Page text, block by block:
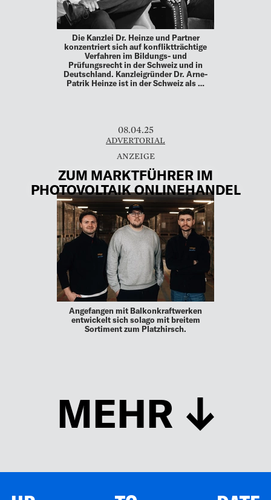
Die Kanzlei Dr. Heinze und Partner
konzentriert sich auf konfliktträchtige
Verfahren im Bildungs- und
Prüfungsrecht in der Schweiz und in
Deutschland. Kanzleigründer Dr. Arne-
Patrik Heinze ist in der Schweiz als …
08.04.25
ADVERTORIAL
ZUM MARKTFÜHRER IM
PHOTOVOLTAIK ONLINEHANDEL
Angefangen mit Balkonkraftwerken
entwickelt sich solago mit breitem
Sortiment zum Platzhirsch.
MEHR